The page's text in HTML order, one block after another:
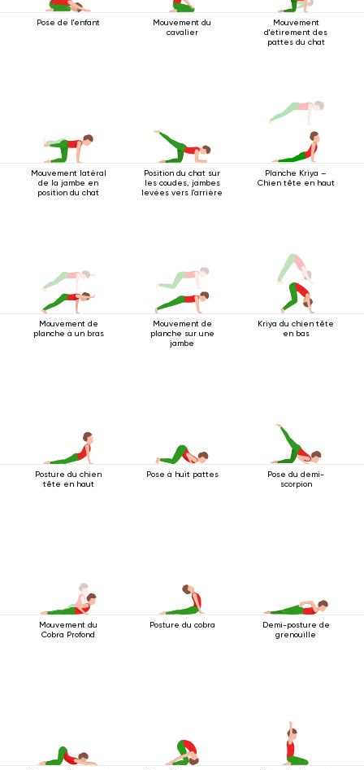
Pose de l'enfant
Mouvement du
cavalier
Mouvement
d'étirement des
pattes du chat
Mouvement latéral
de la jambe en
position du chat
Position du chat sur
les coudes, jambes
levées vers l'arrière
Planche Kriya –
Chien tête en haut
Mouvement de
planche à un bras
Mouvement de
planche sur une
jambe
Kriya du chien tête
en bas
Posture du chien
tête en haut
Pose à huit pattes
Pose du demi-
scorpion
Mouvement du
Cobra Profond
Posture du cobra
Demi-posture de
grenouille